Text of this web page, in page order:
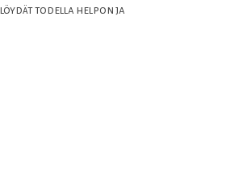
todella helpon ja